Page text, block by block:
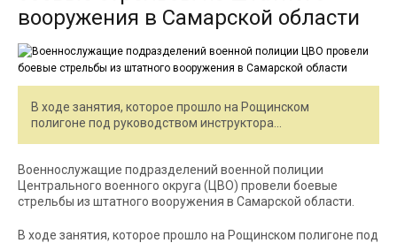
вооружения в Самарской области
В ходе занятия, которое прошло на Рощинском
полигоне под руководством инструктора...
Военнослужащие подразделений военной полиции
Центрального военного округа (ЦВО) провели боевые
стрельбы из штатного вооружения в Самарской области.
В ходе занятия, которое прошло на Рощинском полигоне под